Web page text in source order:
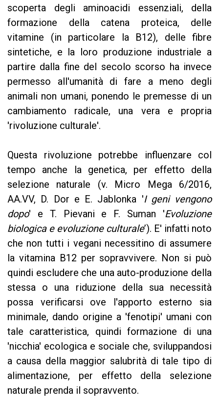
scoperta degli aminoacidi essenziali, della
formazione della catena proteica, delle
vitamine (in particolare la B12), delle fibre
sintetiche, e la loro produzione industriale a
partire dalla fine del secolo scorso ha invece
permesso all'umanità di fare a meno degli
animali non umani, ponendo le premesse di un
cambiamento radicale, una vera e propria
'rivoluzione culturale'.
Questa rivoluzione potrebbe influenzare col
tempo anche la genetica, per effetto della
selezione naturale (v. Micro Mega 6/2016,
AA.VV, D. Dor e E. Jablonka 'I geni vengono
dopo' e T. Pievani e F. Suman 'Evoluzione
biologica e evoluzione culturale’). E' infatti noto
che non tutti i vegani necessitino di assumere
la vitamina B12 per sopravvivere. Non si può
quindi escludere che una auto-produzione della
stessa o una riduzione della sua necessità
possa verificarsi ove l'apporto esterno sia
minimale, dando origine a 'fenotipi' umani con
tale caratteristica, quindi formazione di una
'nicchia' ecologica e sociale che, sviluppandosi
a causa della maggior salubrità di tale tipo di
alimentazione, per effetto della selezione
naturale prenda il sopravvento.